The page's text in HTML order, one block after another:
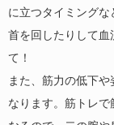
に立つタイミング
首を回したりして
て！
また、筋力の低下
なります。筋トレで